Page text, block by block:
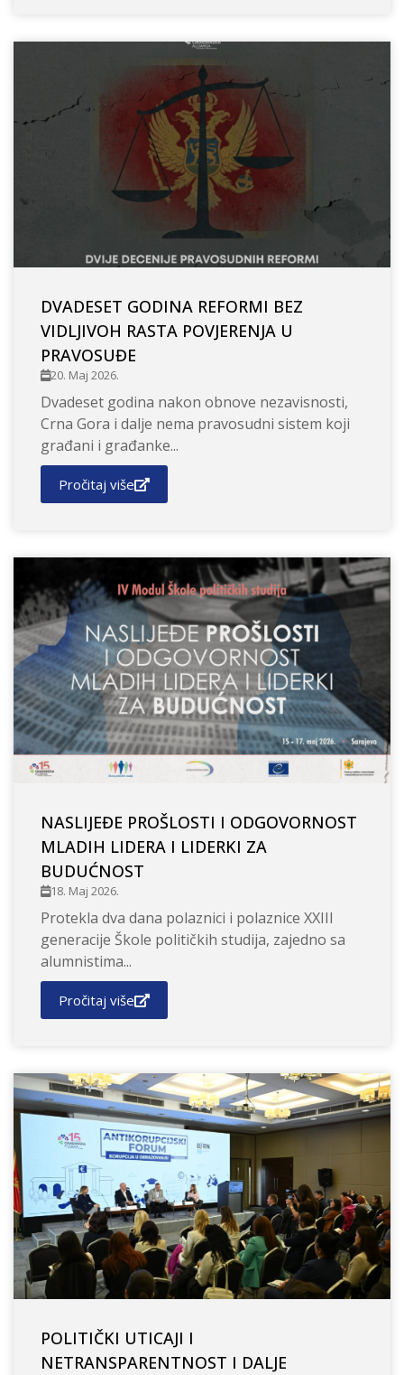
DVADESET GODINA REFORMI BEZ
VIDLJIVOH RASTA POVJERENJA U
PRAVOSUĐE
20. Maj 2026.
Dvadeset godina nakon obnove nezavisnosti,
Crna Gora i dalje nema pravosudni sistem koji
građani i građanke...
Pročitaj više
NASLIJEĐE PROŠLOSTI I ODGOVORNOST
MLADIH LIDERA I LIDERKI ZA
BUDUĆNOST
18. Maj 2026.
Protekla dva dana polaznici i polaznice XXIII
generacije Škole političkih studija, zajedno sa
alumnistima...
Pročitaj više
POLITIČKI UTICAJI I
NETRANSPARENTNOST I DALJE